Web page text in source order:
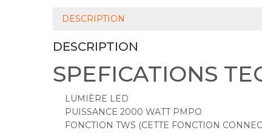
DESCRIPTION
DESCRIPTION
SPEFICATIONS
LUMIÈRE LED
PUISSANCE 2000 WATT PMPO
FONCTION TWS (CETTE FONCTION